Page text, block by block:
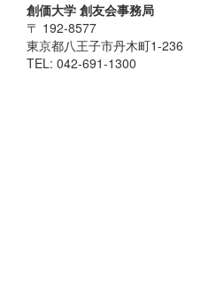
創価大学 創友会事務局
〒 192-8577
東京都八王子市丹木町1-236
TEL: 042-691-1300